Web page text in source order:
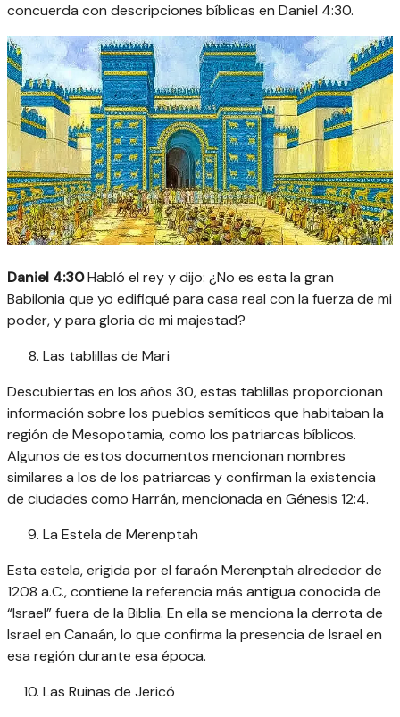
concuerda con descripciones bíblicas en Daniel 4:30.
Daniel 4:30Habló el rey y dijo: ¿No es esta la gran
Babilonia que yo edifiqué para casa real con la fuerza de mi
poder, y para gloria de mi majestad?
Las tablillas de Mari
Descubiertas en los años 30, estas tablillas proporcionan
información sobre los pueblos semíticos que habitaban la
región de Mesopotamia, como los patriarcas bíblicos.
Algunos de estos documentos mencionan nombres
similares a los de los patriarcas y confirman la existencia
de ciudades como Harrán, mencionada en Génesis 12:4.
La Estela de Merenptah
Esta estela, erigida por el faraón Merenptah alrededor de
1208 a.C., contiene la referencia más antigua conocida de
“Israel” fuera de la Biblia. En ella se menciona la derrota de
Israel en Canaán, lo que confirma la presencia de Israel en
esa región durante esa época.
Las Ruinas de Jericó